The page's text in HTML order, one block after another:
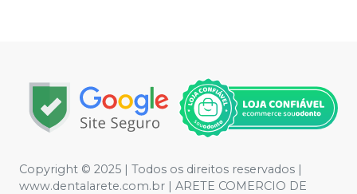
Copyright © 2025 | Todos os direitos reservados |
www.dentalarete.com.br | ARETE COMERCIO DE